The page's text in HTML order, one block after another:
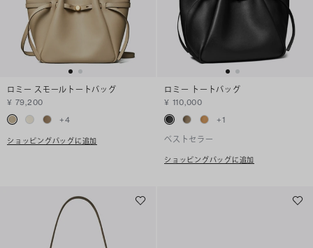
ロミー スモールトートバッグ
¥ 79,200
+4
ショッピングバッグに追加
ロミー トートバッグ
¥ 110,000
+1
ベストセラー
ショッピングバッグに追加